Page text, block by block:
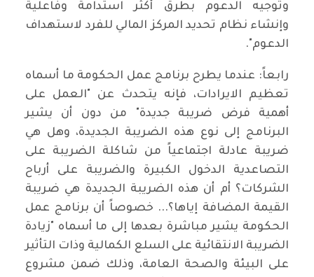
وتوجيه الدعوم بطرق أكثر استدامة وفاعلية
وإنشاء نظام تحديد المركز المالي للفرد لاستهداف
الدعوم".
رابعاً: عندما يطرح برنامج عمل الحكومة ما أسماه
تعظيم الايرادات، فإنه يتحدث عن "العمل على
أهمية فرض ضريبة جديدة" من دون أن يشير
البرنامج إلى نوع هذه الضريبة الجديدة، وهل هي
ضريبة عادلة اجتماعياً من شاكلة الضريبة على
التصاعدية الدخول الكبيرة والضريبة على أرباح
الشركات؟ أم أن هذه الضريبة الجديدة هي ضريبة
القيمة المضافة إياها؟... خصوصاً أن برنامج عمل
الحكومة يشير مباشرة بعدها إلى ما أسماه "زيادة
الضريبة الانتقائية على السلع الكمالية وذات التأثير
على البيئة والصحة العامة، وذلك ضمن مشروع